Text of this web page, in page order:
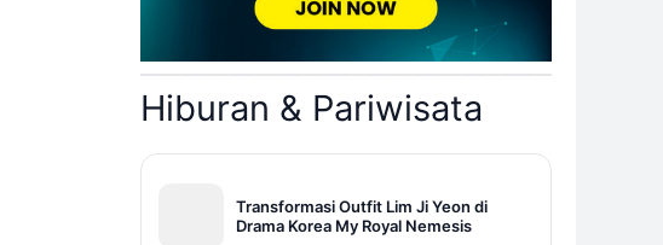
Hiburan & Pariwisata
Transformasi Outfit Lim Ji Yeon di
Drama Korea My Royal Nemesis